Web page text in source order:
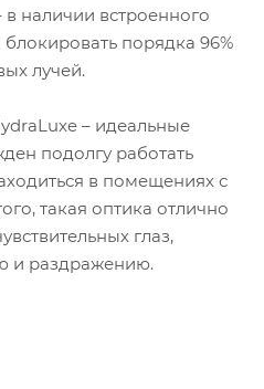
наличии встроенного
порядка 96%
лучей.
– идеальные
подолгу работать
в помещениях с
такая оптика отлично
глаз,
и раздражению.